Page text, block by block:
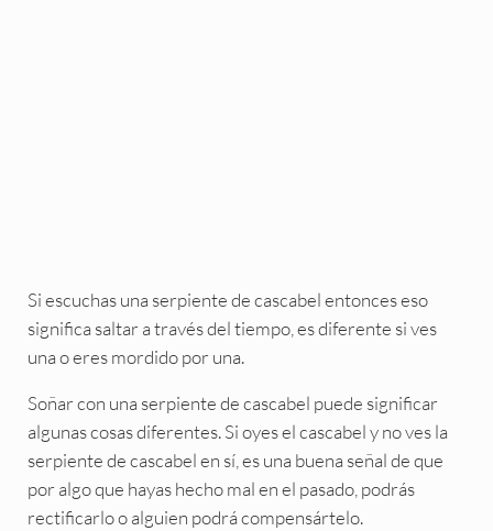
Si escuchas una serpiente de cascabel entonces eso
significa saltar a través del tiempo, es diferente si ves
una o eres mordido por una.
Soñar con una serpiente de cascabel puede significar
algunas cosas diferentes. Si oyes el cascabel y no ves la
serpiente de cascabel en sí, es una buena señal de que
por algo que hayas hecho mal en el pasado, podrás
rectificarlo o alguien podrá compensártelo.